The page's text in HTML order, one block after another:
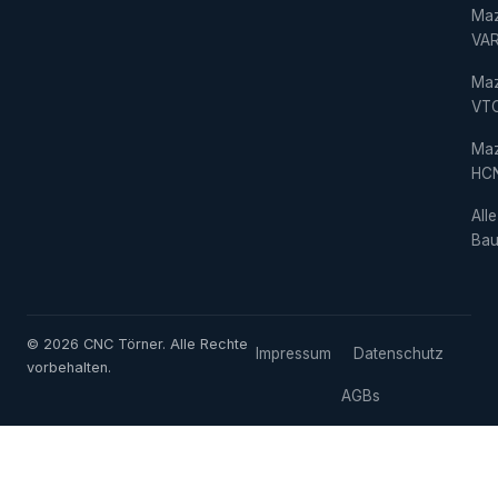
Alle
© 2026 CNC Törner. Alle Rechte
vorbehalten.
Impressum Datenschutz
AGBs